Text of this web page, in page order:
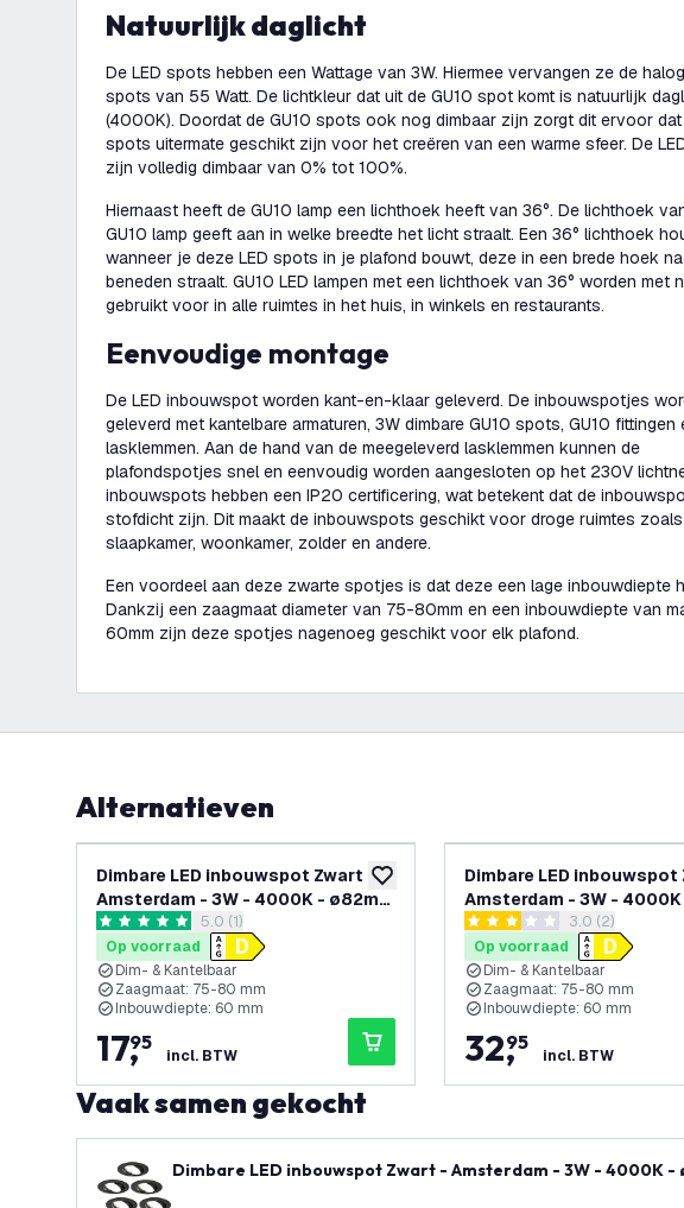
Natuurlijk daglicht
De LED spots hebben een Wattage van 3W. Hiermee vervangen ze de
spots van 55 Watt. De lichtkleur dat uit de GU10 spot komt is natuurlijk
(4000K). Doordat de GU10 spots ook nog dimbaar zijn zorgt dit ervoor dat
spots uitermate geschikt zijn voor het creëren van een warme sfeer. De
zijn volledig dimbaar van 0% tot 100%.
Hiernaast heeft de GU10 lamp een lichthoek heeft van 36°. De lichthoek
GU10 lamp geeft aan in welke breedte het licht straalt. Een 36° lichthoek
wanneer je deze LED spots in je plafond bouwt, deze in een brede hoek
beneden straalt. GU10 LED lampen met een lichthoek van 36° worden met
gebruikt voor in alle ruimtes in het huis, in winkels en restaurants.
Eenvoudige montage
De LED inbouwspot worden kant-en-klaar geleverd. De inbouwspotjes
geleverd met kantelbare armaturen, 3W dimbare GU10 spots, GU10 fittingen
lasklemmen. Aan de hand van de meegeleverd lasklemmen kunnen de
plafondspotjes snel en eenvoudig worden aangesloten op het 230V
inbouwspots hebben een IP20 certificering, wat betekent dat de
stofdicht zijn. Dit maakt de inbouwspots geschikt voor droge ruimtes
slaapkamer, woonkamer, zolder en andere.
Een voordeel aan deze zwarte spotjes is dat deze een lage inbouwdiepte
Dankzij een zaagmaat diameter van 75-80mm en een inbouwdiepte van
60mm zijn deze spotjes nagenoeg geschikt voor elk plafond.
Alternatieven
toevoegen aan verlanglijst
Dimbare LED inbouwspot Zwart -
Amsterdam - 3W - 4000K - ø82mm
- 3 pack reviews drawer openen
5 score sterren5.0 (1)
Op voorraad
Dim- & Kantelbaar
Zaagmaat: 75-80 mm
Inbouwdiepte: 60 mm
17,
95
incl. BTW
Dimbare LED
Amsterdam - 3W - 4000K
- 6 pack reviews drawer
3 score sterren3.0 (2)
Op voorraad
Dim- & Kantelbaar
Zaagmaat: 75-80 mm
Inbouwdiepte: 60 mm
32,
95
incl. BTW
Vaak samen gekocht
Dimbare LED inbouwspot Zwart - Amsterdam - 3W - 4000K -